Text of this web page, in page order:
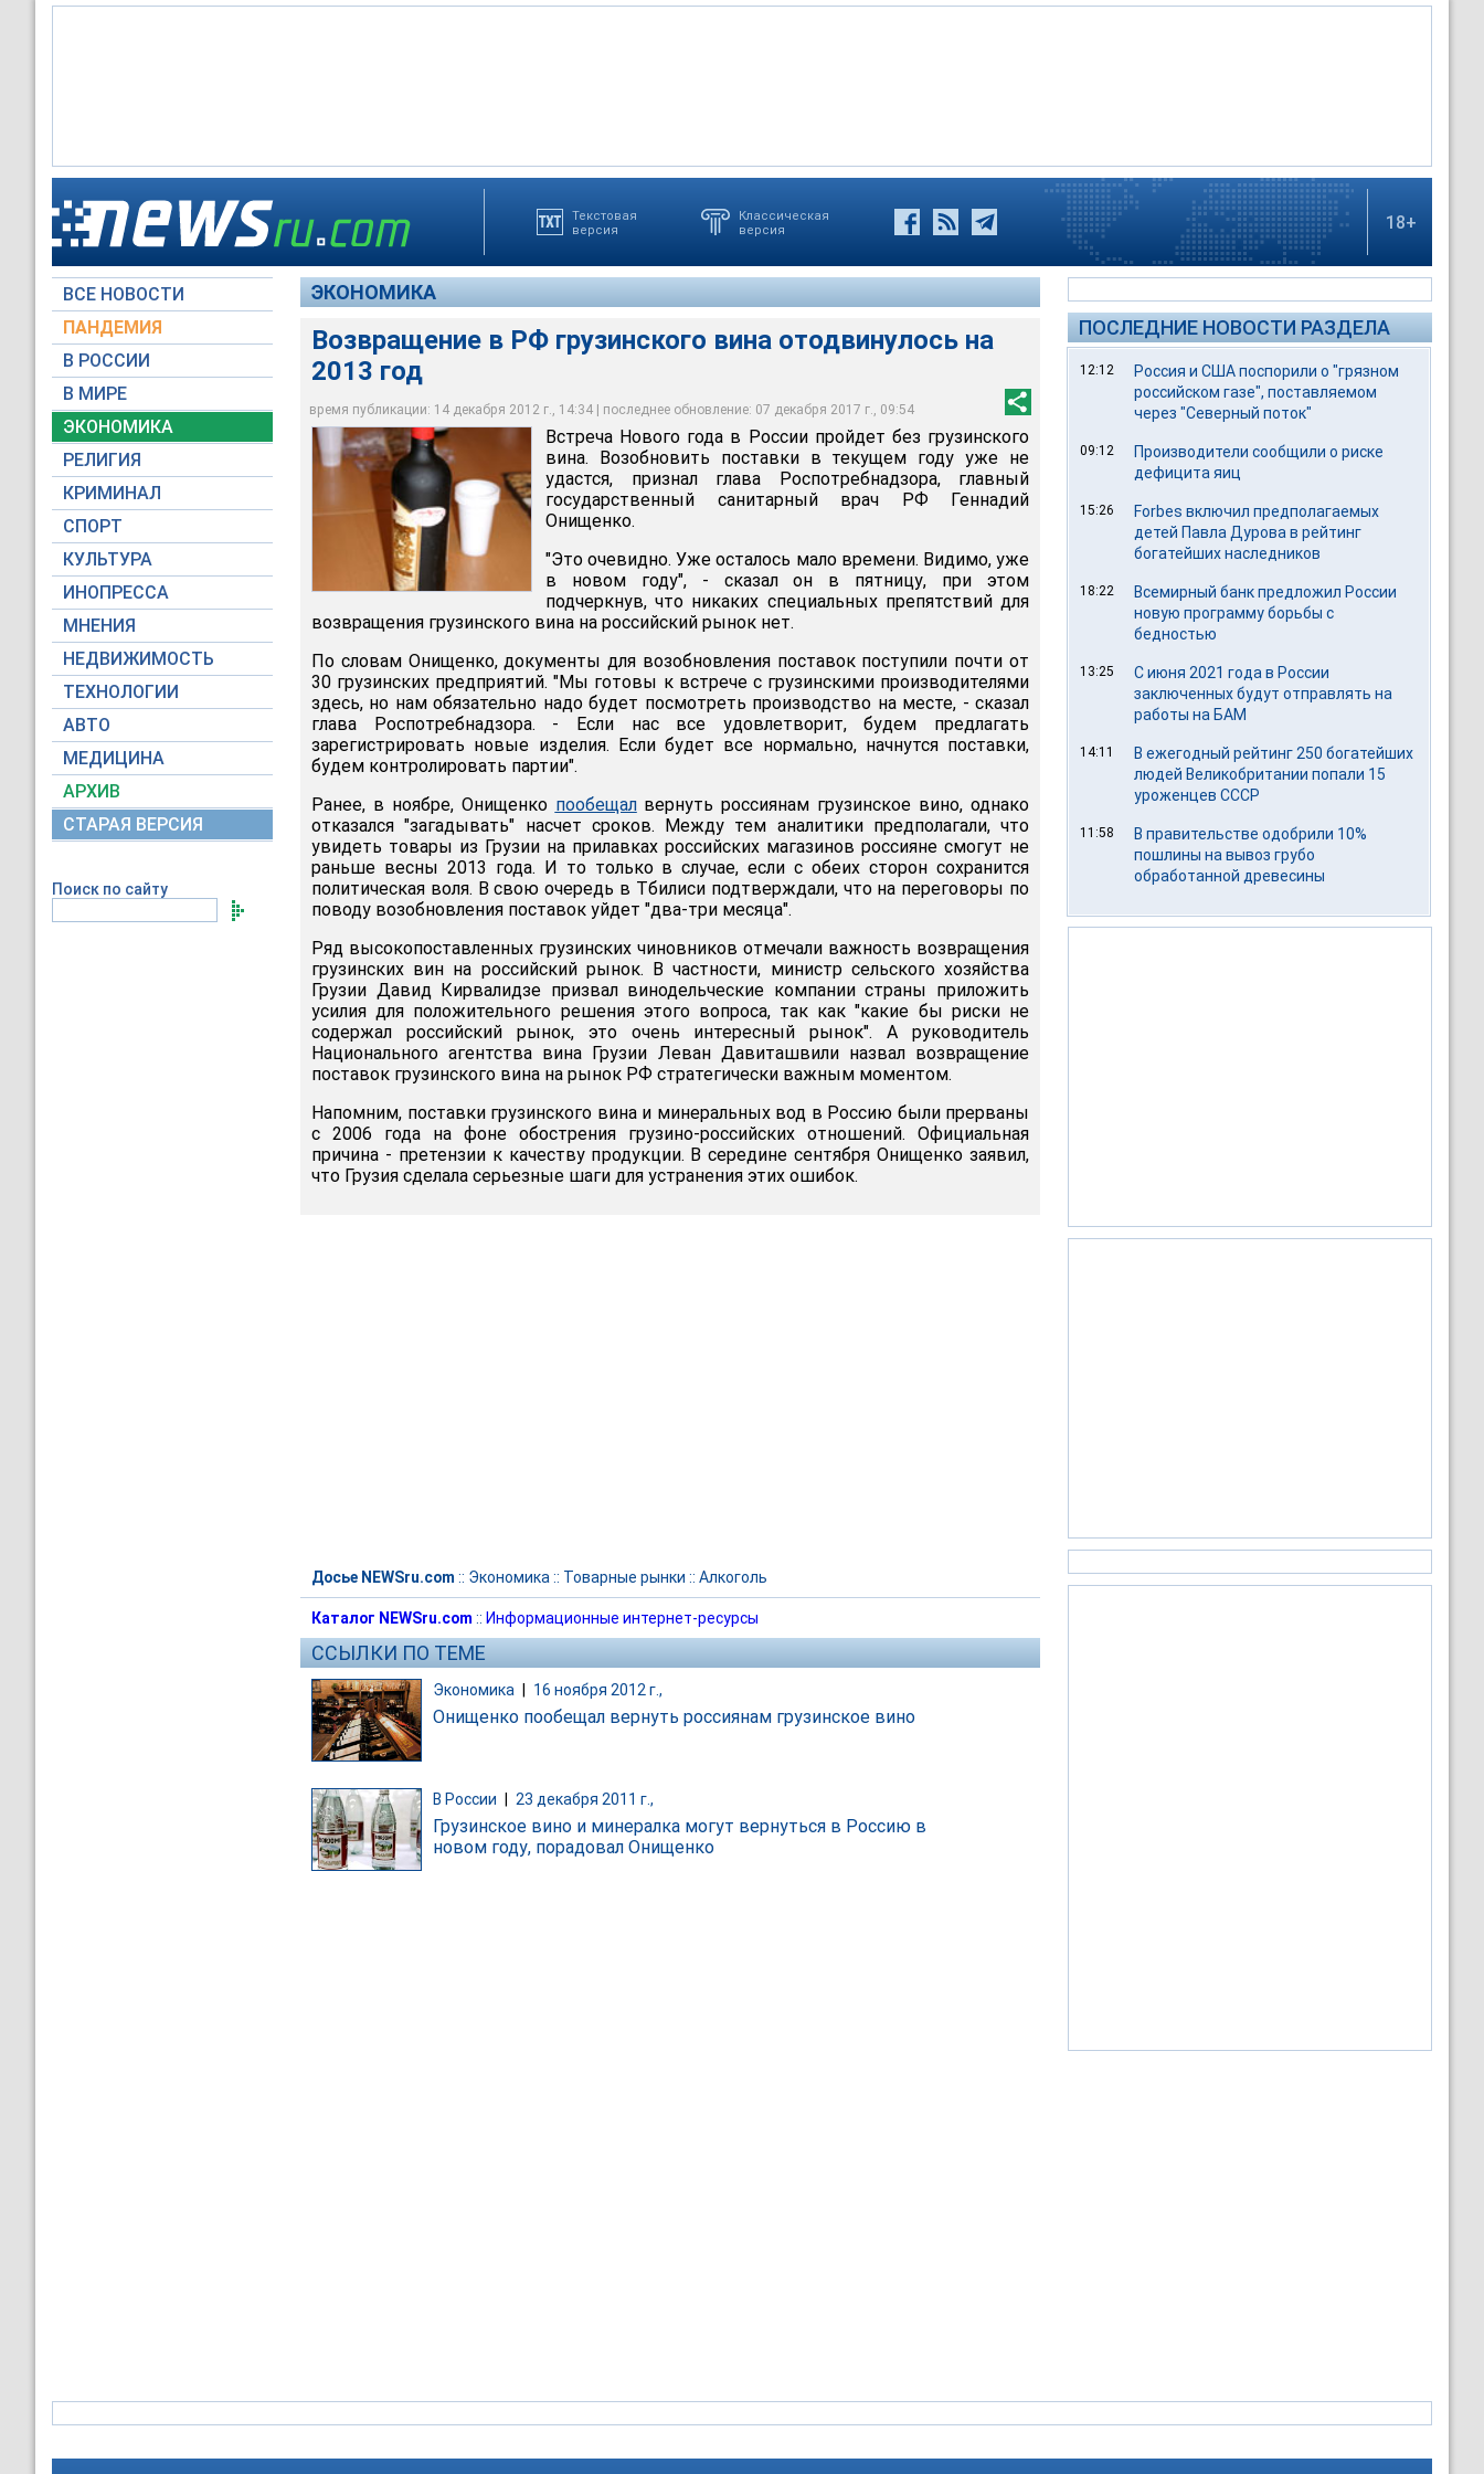
Текстовая
версия
Классическая
версия
18+
ВСЕ НОВОСТИ
ПАНДЕМИЯ
В РОССИИ
В МИРЕ
ЭКОНОМИКА
РЕЛИГИЯ
КРИМИНАЛ
СПОРТ
КУЛЬТУРА
ИНОПРЕССА
МНЕНИЯ
НЕДВИЖИМОСТЬ
ТЕХНОЛОГИИ
АВТО
МЕДИЦИНА
АРХИВ
СТАРАЯ ВЕРСИЯ
Поиск по сайту
ЭКОНОМИКА
Возвращение в РФ грузинского вина отодвинулось на
2013 год
время публикации: 14 декабря 2012 г., 14:34 | последнее обновление: 07 декабря 2017 г., 09:54
Возвращение в РФ грузинского вина отодвинулось на 2013 год
Фото NEWSru.com
Встреча Нового года в России пройдет без грузинского
вина. Возобновить поставки в текущем году уже не
удастся, признал глава Роспотребнадзора, главный
государственный санитарный врач РФ Геннадий
Онищенко.
"Это очевидно. Уже осталось мало времени. Видимо, уже
в новом году", - сказал он в пятницу, при этом
подчеркнув, что никаких специальных препятствий для
возвращения грузинского вина на российский рынок нет.
По словам Онищенко, документы для возобновления поставок поступили почти от
30 грузинских предприятий. "Мы готовы к встрече с грузинскими производителями
здесь, но нам обязательно надо будет посмотреть производство на месте, - сказал
глава Роспотребнадзора. - Если нас все удовлетворит, будем предлагать
зарегистрировать новые изделия. Если будет все нормально, начнутся поставки,
будем контролировать партии".
Ранее, в ноябре, Онищенко пообещалвернуть россиянам грузинское вино, однако
отказался "загадывать" насчет сроков. Между тем аналитики предполагали, что
увидеть товары из Грузии на прилавках российских магазинов россияне смогут не
раньше весны 2013 года. И то только в случае, если с обеих сторон сохранится
политическая воля. В свою очередь в Тбилиси подтверждали, что на переговоры по
поводу возобновления поставок уйдет "два-три месяца".
Ряд высокопоставленных грузинских чиновников отмечали важность возвращения
грузинских вин на российский рынок. В частности, министр сельского хозяйства
Грузии Давид Кирвалидзе призвал винодельческие компании страны приложить
усилия для положительного решения этого вопроса, так как "какие бы риски не
содержал российский рынок, это очень интересный рынок". А руководитель
Национального агентства вина Грузии Леван Давиташвили назвал возвращение
поставок грузинского вина на рынок РФ стратегически важным моментом.
Напомним, поставки грузинского вина и минеральных вод в Россию были прерваны
с 2006 года на фоне обострения грузино-российских отношений. Официальная
причина - претензии к качеству продукции. В середине сентября Онищенко заявил,
что Грузия сделала серьезные шаги для устранения этих ошибок.
Досье NEWSru.com :: Экономика :: Товарные рынки :: Алкоголь
Каталог NEWSru.com :: Информационные интернет-ресурсы
ССЫЛКИ ПО ТЕМЕ
Экономика 16 ноября 2012 г.,
Онищенко пообещал вернуть россиянам грузинское вино
В России 23 декабря 2011 г.,
Грузинское вино и минералка могут вернуться в Россию в
новом году, порадовал Онищенко
ПОСЛЕДНИЕ НОВОСТИ РАЗДЕЛА
12:12
Россия и США поспорили о "грязном
российском газе", поставляемом
через "Северный поток"
09:12
Производители сообщили о риске
дефицита яиц
15:26
Forbes включил предполагаемых
детей Павла Дурова в рейтинг
богатейших наследников
18:22
Всемирный банк предложил России
новую программу борьбы с
бедностью
13:25
С июня 2021 года в России
заключенных будут отправлять на
работы на БАМ
14:11
В ежегодный рейтинг 250 богатейших
людей Великобритании попали 15
уроженцев СССР
11:58
В правительстве одобрили 10%
пошлины на вывоз грубо
обработанной древесины